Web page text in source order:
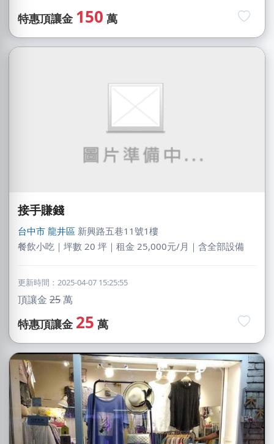
特惠頂讓金 150 萬
接手賺錢
台中市 龍井區 新興路五巷11號1樓
餐飲小吃｜坪數 20 坪｜租金 25,000元/月｜含全部設備
更新時間：2025-04-07 15:25:55
頂讓金 25萬
特惠頂讓金 25 萬